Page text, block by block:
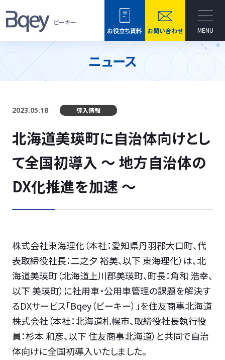
ビーキー
お役立ち資料
お問い合わせ MENU
ニュース
2023.05.18 導入情報
北海道美瑛町に自治体向けとし
て全国初導入 ～ 地方自治体の
DX化推進を加速 ～
株式会社東海理化（本社：愛知県丹羽郡大口町、代
表取締役社長：二之夕 裕美、以下 東海理化）は、北
海道美瑛町（北海道上川郡美瑛町、町長：角和 浩幸、
以下 美瑛町）に社用車・公用車管理の課題を解決す
るDXサービス「Bqey（ビーキー）」を住友商事北海道
株式会社（本社：北海道札幌市、取締役社長執行役
員：杉本 和彦、以下 住友商事北海道）と共同で自治
体向けに全国初導入いたしました。